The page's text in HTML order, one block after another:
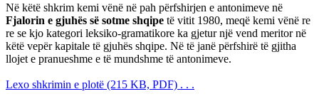
Në këtë shkrim kemi vënë në pah përfshirjen e antonimeve në
Fjalorin e gjuhës së sotme shqipe të vitit 1980, meqë kemi vënë re
re se kjo kategori leksiko-gramatikore ka gjetur një vend meritor në
këtë vepër kapitale të gjuhës shqipe. Në të janë përfshirë të gjitha
llojet e pranueshme e të mundshme të antonimeve.
Lexo shkrimin e plotë (215 KB, PDF) . . .